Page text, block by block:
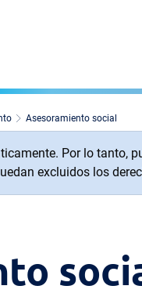
Asesoramiento social
Por lo tanto,
excluidos los